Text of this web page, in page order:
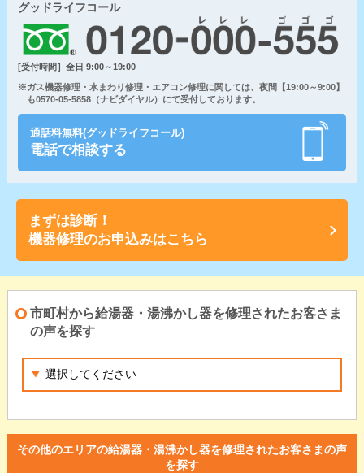
グッドライフコール
[受付時間］全日 9:00～19:00
※ガス機器修理・水まわり修理・エアコン修理に関しては、夜間【19:00～9:00】
も0570-05-5858（ナビダイヤル）にて受付しております。
通話料無料(グッドライフコール)
電話で相談する
まずは診断！
機器修理のお申込みはこちら
市町村から給湯器・湯沸かし器を修理されたお客さま
の声を探す
その他のエリアの給湯器・湯沸かし器を修理されたお客さまの声
を探す